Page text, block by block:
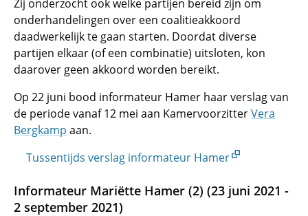
Zij onderzocht ook welke partijen bereid zijn om
onderhandelingen over een coalitieakkoord
daadwerkelijk te gaan starten. Doordat diverse
partijen elkaar (of een combinatie) uitsloten, kon
daarover geen akkoord worden bereikt.
Op 22 juni bood informateur Hamer haar verslag van
de periode vanaf 12 mei aan KamervoorzitterVera
Bergkamp aan.
Tussentijds verslag informateur Hamer
Informateur Mariëtte Hamer (2) (23 juni 2021 -
2 september 2021)